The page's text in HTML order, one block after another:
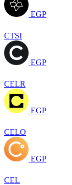
EGP
CTSI
EGP
CELR
EGP
CELO
EGP
CEL